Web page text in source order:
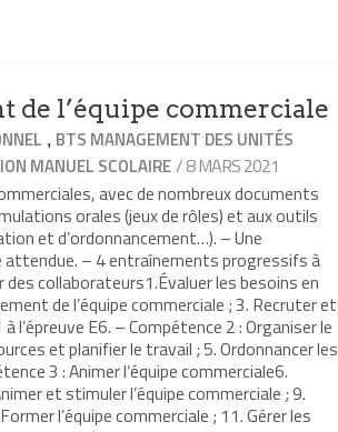
de l’équipe commerciale
, BTS MANAGEMENT DES UNITÉS
MANUEL SCOLAIRE/ 8 MARS 2021
avec de nombreux documents
orales (jeux de rôles) et aux outils
et d’ordonnancement…). – Une
attendue. – 4 entraînements progressifs à
des collaborateurs1.Évaluer les besoins en
de l’équipe commerciale ; 3. Recruter et
E6. – Compétence 2 : Organiser le
et planifier le travail ; 5. Ordonnancer les
3 : Animer l’équipe commerciale6.
et stimuler l’équipe commerciale ; 9.
l’équipe commerciale ; 11. Gérer les